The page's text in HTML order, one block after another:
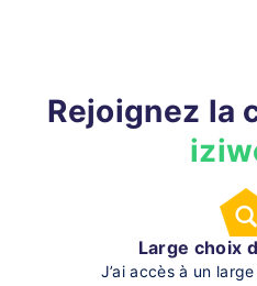
Rejoignez la
Large choix
J’ai accès à un